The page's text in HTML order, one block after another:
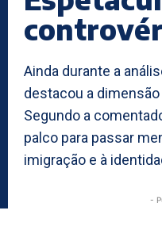
Ainda durante a
destacou a
Segundo a
palco para passar
imigração e à
-